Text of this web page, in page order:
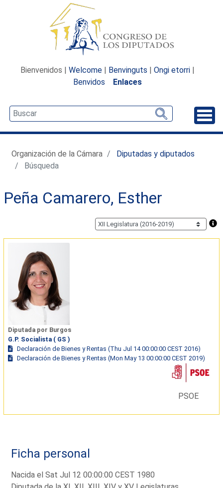
Bienvenidos | Welcome | Benvinguts | Ongi etorri |
Benvidos
Enlaces
Organización de la Cámara
Diputadas y diputados
Búsqueda
Peña Camarero, Esther
Diputada por Burgos
G.P. Socialista ( GS )
Declaración de Bienes y Rentas (Thu Jul 14 00:00:00 CEST 2016)
Declaración de Bienes y Rentas (Mon May 13 00:00:00 CEST 2019)
PSOE
Ficha personal
Nacida el Sat Jul 12 00:00:00 CEST 1980